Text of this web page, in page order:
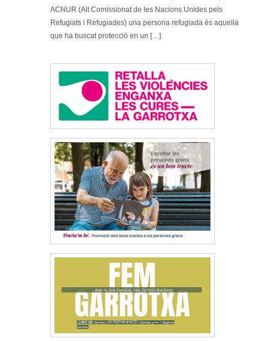
ACNUR (Alt Comissionat de les Nacions Unides pels
Refugiats i Refugiades) una persona refugiada és aquella
que ha buscat protecció en un […]